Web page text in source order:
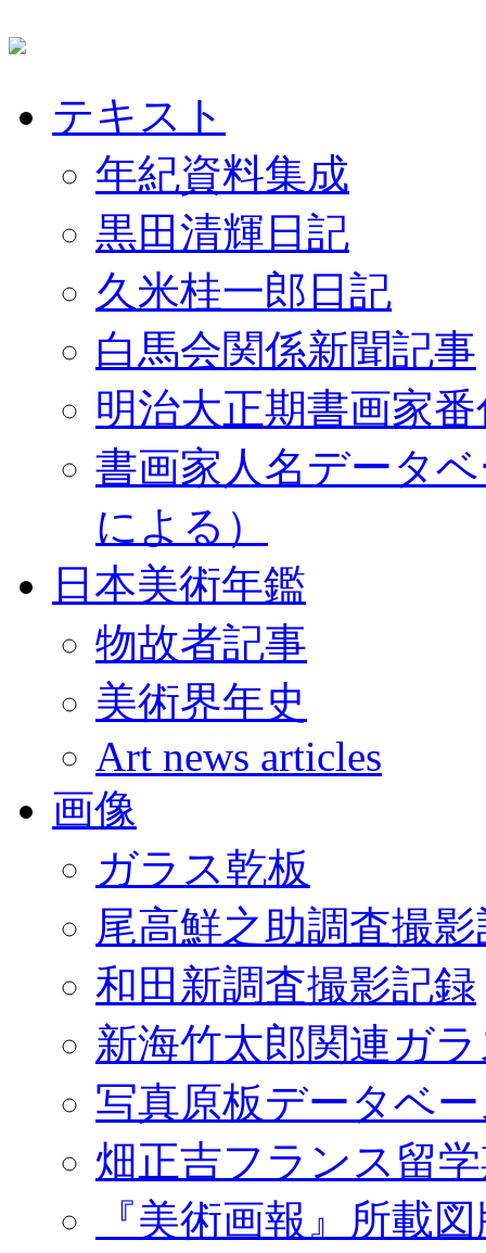
テキスト
年紀資料集成
黒田清輝日記
久米桂一郎日記
白馬会関係新聞記事
明治大正期書画家
書画家人名データ
による）
日本美術年鑑
物故者記事
美術界年史
Art news articles
画像
ガラス乾板
尾高鮮之助調査撮
和田新調査撮影記録
新海竹太郎関連ガ
写真原板データベ
畑正吉フランス留
『美術画報』所載